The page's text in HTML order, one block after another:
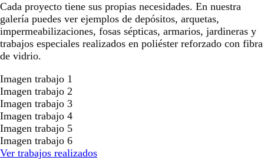
Cada proyecto tiene sus propias necesidades. En nuestra
galería puedes ver ejemplos de depósitos, arquetas,
impermeabilizaciones, fosas sépticas, armarios, jardineras y
trabajos especiales realizados en poliéster reforzado con fibra
de vidrio.
Imagen trabajo 1
Imagen trabajo 2
Imagen trabajo 3
Imagen trabajo 4
Imagen trabajo 5
Imagen trabajo 6
Ver trabajos realizados